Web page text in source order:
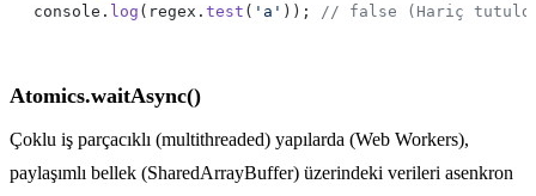
console. log (regex. test ( 'a' ));
Atomics.waitAsync()
Çoklu iş parçacıklı (multithreaded) yapılarda (Web Workers),
paylaşımlı bellek (SharedArrayBuffer) üzerindeki verileri asenkron